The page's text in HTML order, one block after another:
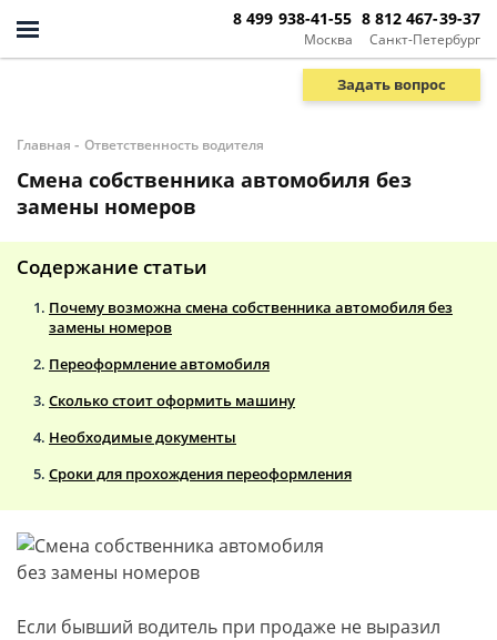
Москва
8 499 938-41-55
Санкт-Петербург
8 812 467-39-37
Задать вопрос
Главная - Ответственность водителя
Смена собственника автомобиля без
замены номеров
Содержание статьи
Почему возможна смена собственника автомобиля без
замены номеров
Переоформление автомобиля
Сколько стоит оформить машину
Необходимые документы
Сроки для прохождения переоформления
Если бывший водитель при продаже не выразил